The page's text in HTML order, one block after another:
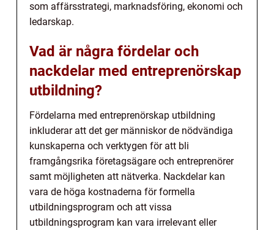
som affärsstrategi, marknadsföring, ekonomi och
ledarskap.
Vad är några fördelar och
nackdelar med entreprenörskap
utbildning?
Fördelarna med entreprenörskap utbildning
inkluderar att det ger människor de nödvändiga
kunskaperna och verktygen för att bli
framgångsrika företagsägare och entreprenörer
samt möjligheten att nätverka. Nackdelar kan
vara de höga kostnaderna för formella
utbildningsprogram och att vissa
utbildningsprogram kan vara irrelevant eller